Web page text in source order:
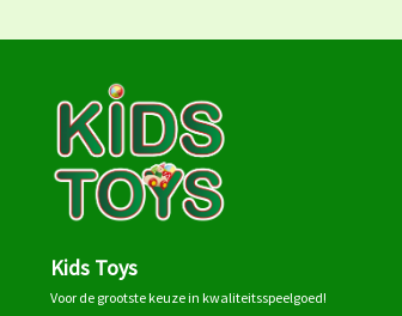
Kids Toys
Voor de grootste keuze in kwaliteitsspeelgoed!